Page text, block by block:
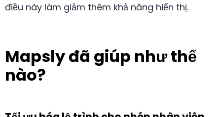
điều này làm giảm thêm khả năng hiển thị.
Mapsly đã giúp như thế
nào?